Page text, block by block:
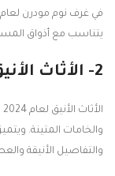
يتناسب مع أذواق
2- الأثاث الأنيق:
والخامات المتينة.
والتفاصيل الأنيقة